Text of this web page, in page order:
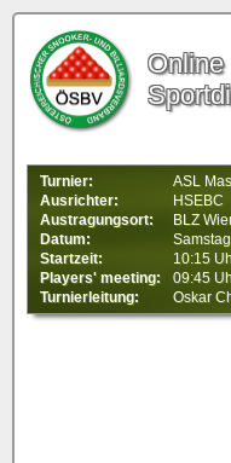
Online
Turnier:
ASL
Ausrichter:
HSEBC
Austragungsort:
BLZ
Datum:
Startzeit:
10:15
Players' meeting:
09:45
Turnierleitung:
Oskar